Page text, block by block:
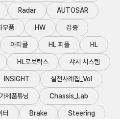
Radar AUTOSAR
부품 HW 검증
아티클 HL 피플 HL
HL로보틱스 샤시 시스템
INSIGHT 실전사례집_Vol
제품튜닝 Chassis_Lab
터 Brake Steering